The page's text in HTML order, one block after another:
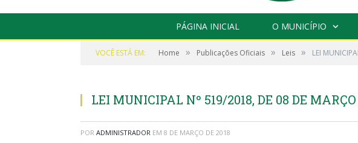
PÁGINA INICIAL O MUNICÍPIO
VOCÊ ESTÁ EM: Home » Publicações Oficiais » Leis » LEI
LEI MUNICIPAL Nº 519/2018, DE 08 DE MARÇO
POR ADMINISTRADOR EM 8 DE MARÇO DE 2018